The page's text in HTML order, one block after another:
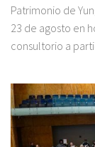
Patrimonio de
23 de agosto en
consultorio a